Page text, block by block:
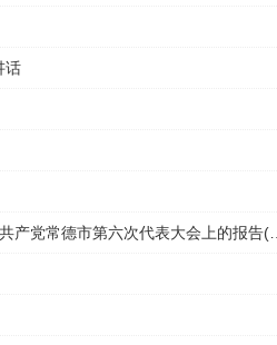
话
产党常德市第六次代表大会上的报告(…